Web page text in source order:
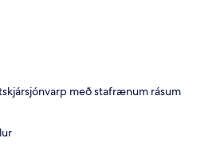
með stafrænum rásum